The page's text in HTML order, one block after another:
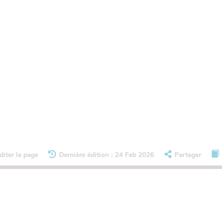
la page Dernière édition : 24 Feb 2026 Partager